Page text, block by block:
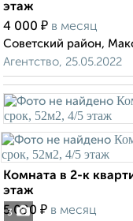
этаж
4 000 ₽ в месяц
Советский район,
Агентство, 25.05.2022
3
Комната в 2-к
этаж
5 000 ₽ в месяц